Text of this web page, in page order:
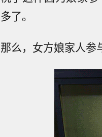
多了。
那么，女方娘家人参